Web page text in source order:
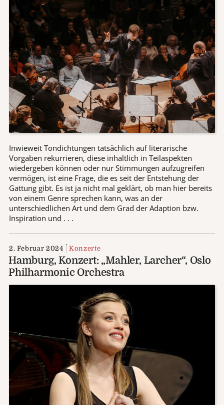
Inwieweit Tondichtungen tatsächlich auf literarische
Vorgaben rekurrieren, diese inhaltlich in Teilaspekten
wiedergeben können oder nur Stimmungen aufzugreifen
vermögen, ist eine Frage, die es seit der Entstehung der
Gattung gibt. Es ist ja nicht mal geklärt, ob man hier bereits
von einem Genre sprechen kann, was an der
unterschiedlichen Art und dem Grad der Adaption bzw.
Inspiration und . . .
2. Februar 2024 Konzerte
Hamburg, Konzert: „Mahler, Larcher“, Oslo
Philharmonic Orchestra